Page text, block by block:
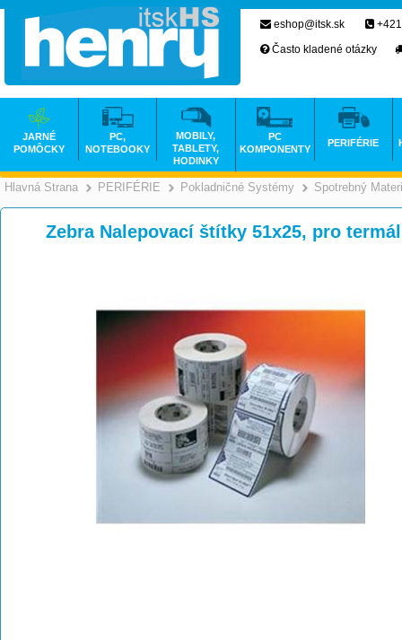
Hlavná Strana >
PERIFÉRIE >
Pokladničné Systémy Spotrebný
Zebra Nalepovací štítky 51x25, pro
eshop@itsk.sk
Často kladené otázky
JARNÉ
POMÔCKY
PC,
NOTEBOOKY
MOBILY,
TABLETY,
HODINKY
PC
KOMPONENTY
PERIFÉRIE